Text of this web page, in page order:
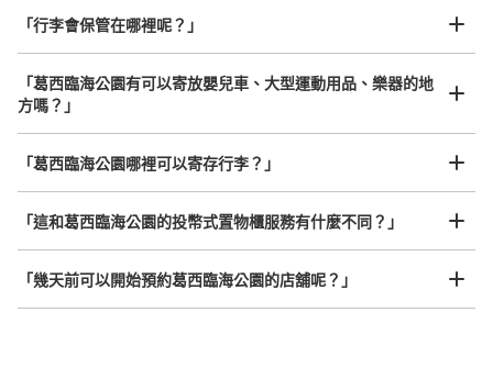
大的:5/ ¥700中等的:5 / ¥500
付款方式
ICカード
JR葛西臨海公園駅改札外コインロッカー
从JR葛西臨海公園駅站步行0分钟。
放下行李，愉快度過一整天！
任何尺寸的行李都OK
樂器、嬰兒車、腳踏車等，只要是1個人能搬運的行李尺寸就OK
「行李會保管在哪裡呢？」
「葛西臨海公園有可以寄放嬰兒車、大型運動用品、樂器的地
方嗎？」
「葛西臨海公園哪裡可以寄存行李？」
「這和葛西臨海公園的投幣式置物櫃服務有什麼不同？」
「幾天前可以開始預約葛西臨海公園的店舖呢？」